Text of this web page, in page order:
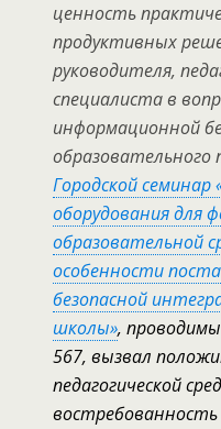
ценность
продуктивных
руководителя,
специалиста в
информационной
образовательного
Городской
оборудования для
образовательной
особенности
безопасной
школы»,
567, вызвал
педагогической